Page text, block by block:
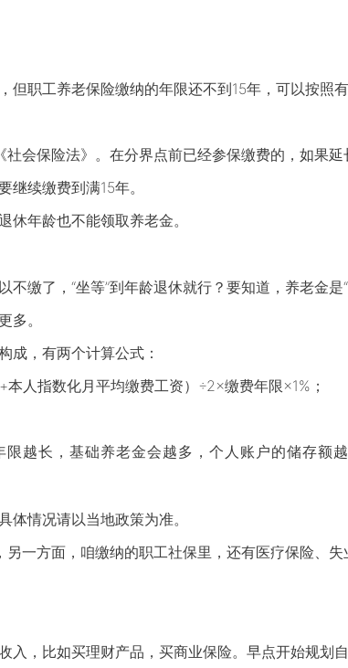
但职工养老保险缴纳的年限还不到15年，可以按照
会保险法》。在分界点前已经参保缴费的，如果
续缴费到满15年。
休年龄也不能领取养老金。
缴了，“坐等”到年龄退休就行？要知道，养老金
多。
成，有两个计算公式：
人指数化月平均缴费工资）÷2×缴费年限×1%；
限越长，基础养老金会越多，个人账户的储存额
情况请以当地政策为准。
另一方面，咱缴纳的职工社保里，还有医疗保险、
，比如买理财产品，买商业保险。早点开始规划